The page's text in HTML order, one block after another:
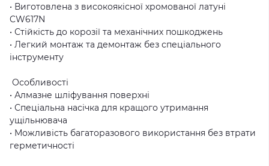
• Виготовлена з високоякісної хромованої латуні
CW617N
• Стійкість до корозії та механічних пошкоджень
• Легкий монтаж та демонтаж без спеціального
інструменту
Особливості
• Алмазне шліфування поверхні
• Спеціальна насічка для кращого утримання
ущільнювача
• Можливість багаторазового використання без втрати
герметичності